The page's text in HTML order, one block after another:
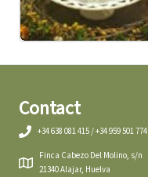
Contact
+34 638 081 415 / +34 959 501 774
Finca Cabezo Del Molino, s/n
21340 Alajar, Huelva